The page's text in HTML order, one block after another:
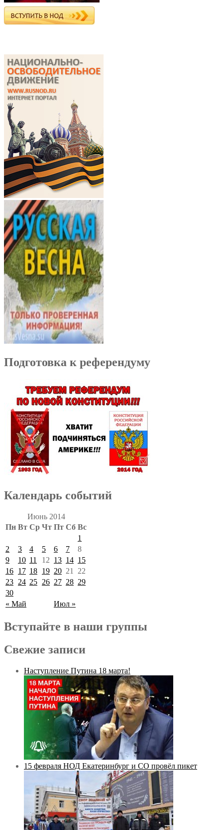
Подготовка к референдуму
Календарь событий
Июнь 2014
Пн Вт Ср Чт Пт Сб Вс
« Май Июл »
1
2
3 4 5 6 7
8
9
10 11 12 13 14 15
16 17 18 19 20 21
22
23 24 25 26 27 28 29
30
Вступайте в наши группы
Свежие записи
Наступление Путина 18 марта!
15 февраля НОД Екатеринбург и СО провёл пикет